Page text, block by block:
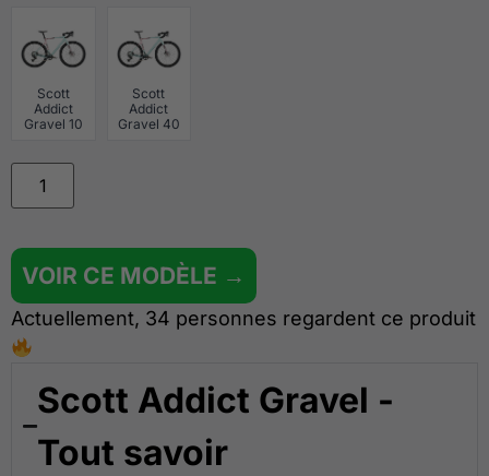
Scott
Addict
Gravel 10
Scott
Addict
Gravel 40
VOIR CE MODÈLE →
Actuellement, 34 personnes regardent ce produit
Scott Addict Gravel -
Tout savoir